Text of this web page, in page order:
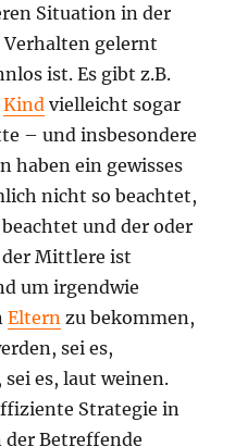
Situation in der
gelernt
ist. Es gibt z.B.
Kind vielleicht sogar
– und insbesondere
haben ein gewisses
nicht so beachtet,
und der oder
der Mittlere ist
um irgendwie
Eltern zu bekommen,
sei es,
es, laut weinen.
Strategie in
Betreffende